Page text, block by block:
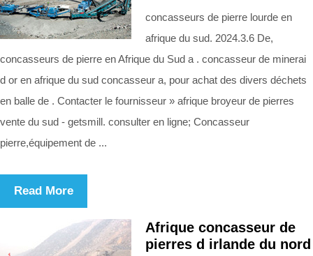
concasseurs de pierre lourde en
afrique du sud. 2024.3.6 De,
concasseurs de pierre en Afrique du Sud a . concasseur de minerai
d or en afrique du sud concasseur a, pour achat des divers déchets
en balle de . Contacter le fournisseur » afrique broyeur de pierres
vente du sud - getsmill. consulter en ligne; Concasseur
pierre,équipement de ...
Read More
Afrique concasseur de
pierres d irlande du nord